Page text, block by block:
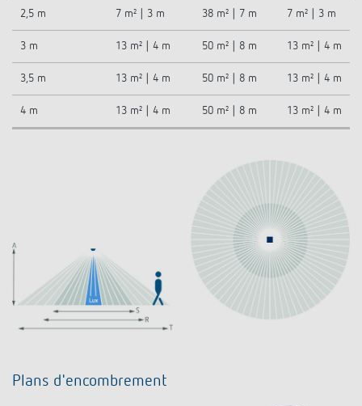
2,5 m 7 m² | 3 m 38 m² | 7 m 7 m² | 3 m
3 m 13 m² | 4 m 50 m² | 8 m 13 m² | 4 m
3,5 m 13 m² | 4 m 50 m² | 8 m 13 m² | 4 m
4 m 13 m² | 4 m 50 m² | 8 m 13 m² | 4 m
Plans d'encombrement